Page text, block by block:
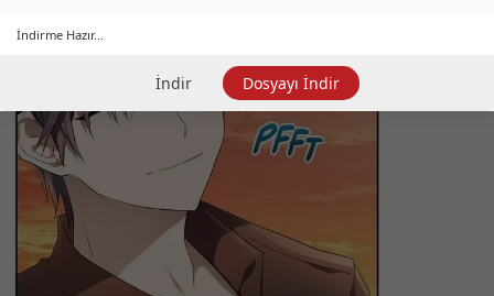
İndirme Hazır...
İndir Dosyayı İndir